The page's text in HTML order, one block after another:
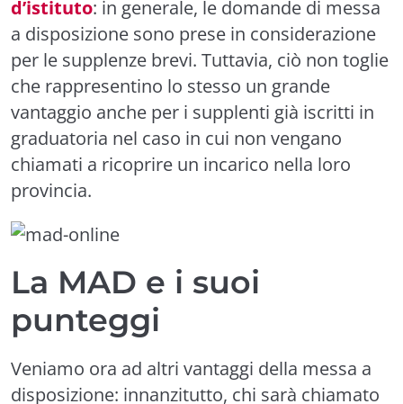
d’istituto: in generale, le domande di messa
a disposizione sono prese in considerazione
per le supplenze brevi. Tuttavia, ciò non toglie
che rappresentino lo stesso un grande
vantaggio anche per i supplenti già iscritti in
graduatoria nel caso in cui non vengano
chiamati a ricoprire un incarico nella loro
provincia.
La MAD e i suoi
punteggi
Veniamo ora ad altri vantaggi della messa a
disposizione: innanzitutto, chi sarà chiamato